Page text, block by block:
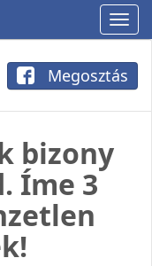
Megosztás
bizony
Íme 3